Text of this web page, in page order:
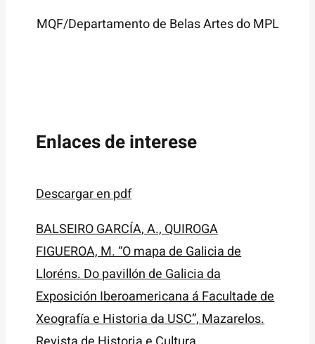
MQF/Departamento de Belas Artes do MPL
Enlaces de interese
Descargar en pdf
BALSEIRO GARCÍA, A., QUIROGA
FIGUEROA, M. “O mapa de Galicia de
Lloréns. Do pavillón de Galicia da
Exposición Iberoamericana á Facultade de
Xeografía e Historia da USC”, Mazarelos.